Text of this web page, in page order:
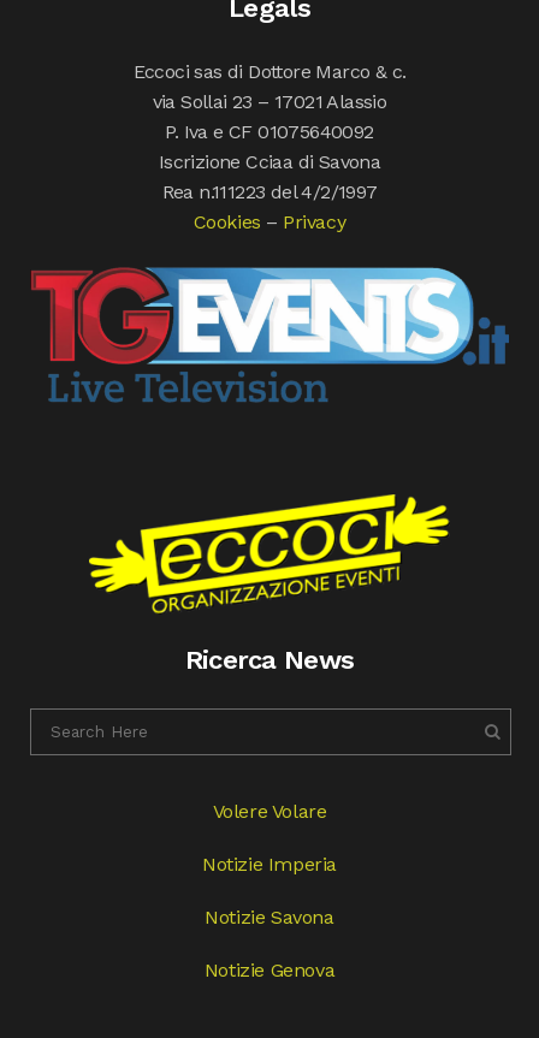
Legals
Eccoci sas di Dottore Marco & c.
via Sollai 23 – 17021 Alassio
P. Iva e CF 01075640092
Iscrizione Cciaa di Savona
Rea n.111223 del 4/2/1997
Cookies – Privacy
Ricerca News
Volere Volare
Notizie Imperia
Notizie Savona
Notizie Genova